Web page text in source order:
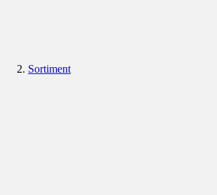
Sortiment